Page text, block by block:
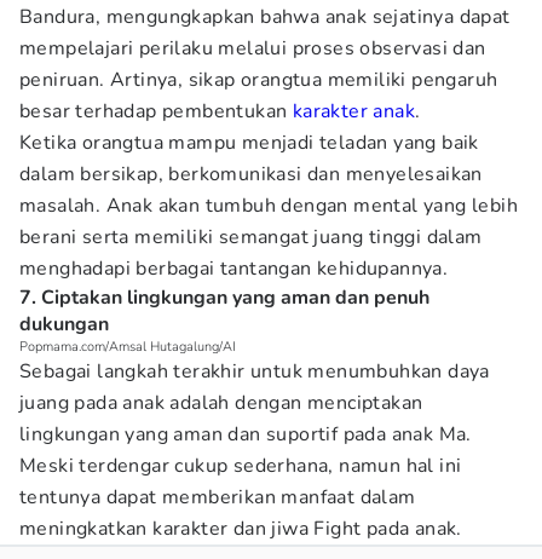
Bandura, mengungkapkan bahwa anak sejatinya dapat
mempelajari perilaku melalui proses observasi dan
peniruan. Artinya, sikap orangtua memiliki pengaruh
besar terhadap pembentukan karakter anak.
Ketika orangtua mampu menjadi teladan yang baik
dalam bersikap, berkomunikasi dan menyelesaikan
masalah. Anak akan tumbuh dengan mental yang lebih
berani serta memiliki semangat juang tinggi dalam
menghadapi berbagai tantangan kehidupannya.
7. Ciptakan lingkungan yang aman dan penuh
dukungan
Popmama.com/Amsal Hutagalung/AI
Sebagai langkah terakhir untuk menumbuhkan daya
juang pada anak adalah dengan menciptakan
lingkungan yang aman dan suportif pada anak Ma.
Meski terdengar cukup sederhana, namun hal ini
tentunya dapat memberikan manfaat dalam
meningkatkan karakter dan jiwa Fight pada anak.